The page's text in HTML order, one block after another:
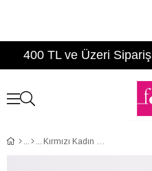
400 TL ve Üzeri
Kırmızı Kadın Bot E758864202